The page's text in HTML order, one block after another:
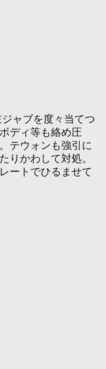
ャブを度々当てつ
ディ等も絡め圧
テウォンも強引に
りかわして対処。
ートでひるませて